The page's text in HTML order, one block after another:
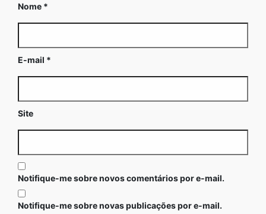
Nome *
E-mail *
Site
Notifique-me sobre novos comentários por e-mail.
Notifique-me sobre novas publicações por e-mail.